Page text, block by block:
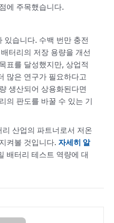
에 주목했습니다.
있습니다. 수백 번만 충전
터리의 저장 용량을 개선
표를 달성했지만, 상업적
많은 연구가 필요하다고
생산되어 상용화된다면
의 판도를 바꿀 수 있는 기
산업의 파트너로서 저온
켜볼 것입니다. 자세히 알
배터리 테스트 역량에 대